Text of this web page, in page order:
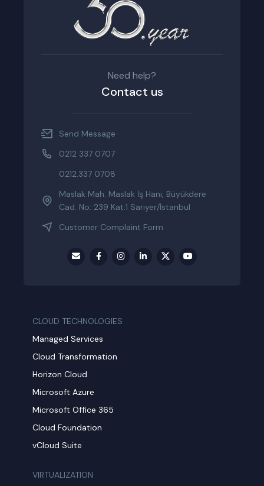
Need help?
Contact us
Send Message
0212 337 0707
0212.337 0708
Maslak Mah. Maslak İş Hanı, Büyükdere
Cad. No: 239 Kat:1 Sarıyer/İstanbul
Customer Complaint Form
CLOUD TECHNOLOGIES
Managed Services
Cloud Transformation
Horizon Cloud
Microsoft Azure
Microsoft Office 365
Cloud Foundation
vCloud Suite
VIRTUALIZATION